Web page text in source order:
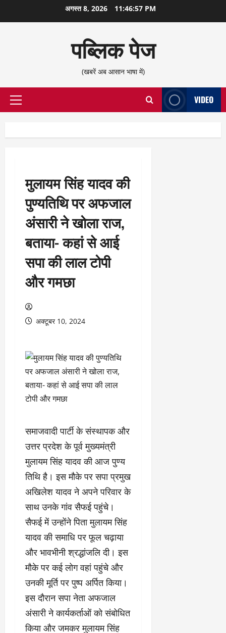
सामग्री
अगस्त 8, 2026 11:46:58 PM
पब्लिक पेज
(खबरें अब आसान भाषा में)
प्राथमिक
VIDEO
मुलायम सिंह यादव की
पुण्यतिथि पर अफजाल
अंसारी ने खोला राज,
बताया- कहां से आई
सपा की लाल टोपी
और गमछा
अक्टूबर 10, 2024
समाजवादी पार्टी के संस्थापक और
उत्तर प्रदेश के पूर्व मुख्यमंत्री
मुलायम सिंह यादव की आज पुण्य
तिथि है। इस मौके पर सपा प्रमुख
अखिलेश यादव ने अपने परिवार के
साथ उनके गांव सैफई पहुंचे।
सैफई में उन्होंने पिता मुलायम सिंह
यादव की समाधि पर फूल चढ़ाया
और भावभीनी श्रद्धांजलि दी। इस
मौके पर कई लोग वहां पहुंचे और
उनकी मूर्ति पर पुष्प अर्पित किया।
इस दौरान सपा नेता अफजाल
अंसारी ने कार्यकर्ताओं को संबोधित
किया और जमकर मुलायम सिंह